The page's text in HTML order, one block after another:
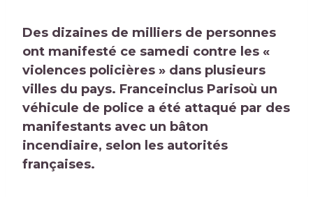
Des dizaines de milliers de personnes
ont manifesté ce samedi contre les «
violences policières » dans plusieurs
villes du pays. Franceinclus Parisoù un
véhicule de police a été attaqué par des
manifestants avec un bâton
incendiaire, selon les autorités
françaises.